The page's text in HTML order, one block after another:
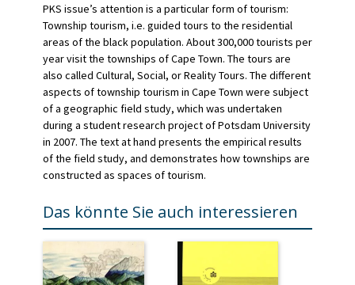
PKS issue’s attention is a particular form of tourism:
Township tourism, i.e. guided tours to the residential
areas of the black population. About 300,000 tourists per
year visit the townships of Cape Town. The tours are
also called Cultural, Social, or Reality Tours. The different
aspects of township tourism in Cape Town were subject
of a geographic field study, which was undertaken
during a student research project of Potsdam University
in 2007. The text at hand presents the empirical results
of the field study, and demonstrates how townships are
constructed as spaces of tourism.
Das könnte Sie auch interessieren